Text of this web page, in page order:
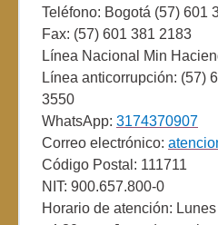
Teléfono: Bogotá (57) 601
Fax: (57) 601 381 2183
Línea Nacional Min
Línea anticorrupción: (57)
3550
WhatsApp: 3174370907
Correo electrónico:
Código Postal: 111711
NIT: 900.657.800-0
Horario de atención: